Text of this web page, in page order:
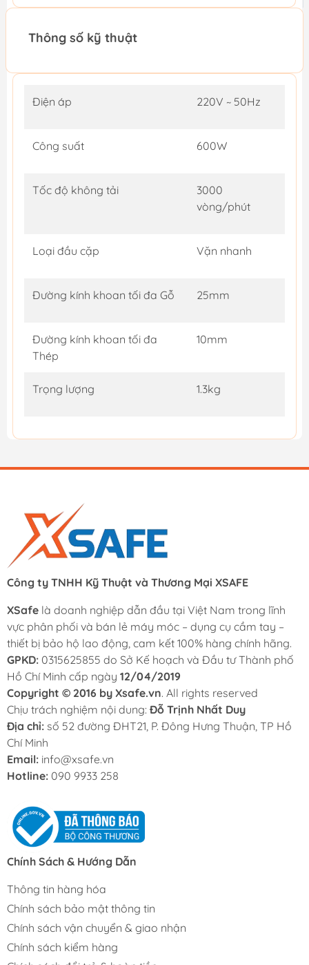
Thông số kỹ thuật
Điện áp 220V ~ 50Hz
Công suất 600W
Tốc độ không tải
3000
vòng/phút
Loại đầu cặp Vặn nhanh
Đường kính khoan tối đa Gỗ 25mm
Đường kính khoan tối đa
Thép
10mm
Trọng lượng 1.3kg
Công ty TNHH Kỹ Thuật và Thương Mại XSAFE
XSafe là doanh nghiệp dẫn đầu tại Việt Nam trong lĩnh
vực phân phối và bán lẻ máy móc – dụng cụ cầm tay –
thiết bị bảo hộ lao động, cam kết 100% hàng chính hãng.
GPKD: 0315625855 do Sở Kế hoạch và Đầu tư Thành phố
Hồ Chí Minh cấp ngày 12/04/2019
Copyright © 2016 by Xsafe.vn. All rights reserved
Chịu trách nghiệm nội dung: Đỗ Trịnh Nhất Duy
Địa chỉ: số 52 đường ĐHT21, P. Đông Hưng Thuận, TP Hồ
Chí Minh
Email: info@xsafe.vn
Hotline: 090 9933 258
Chính Sách & Hướng Dẫn
Thông tin hàng hóa
Chính sách bảo mật thông tin
Chính sách vận chuyển & giao nhận
Chính sách kiểm hàng